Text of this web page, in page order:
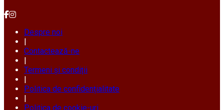
Despre noi
|
Contactează-ne
|
Termeni și condiții
|
Politica de confidențialitate
|
Politica de cookie-uri